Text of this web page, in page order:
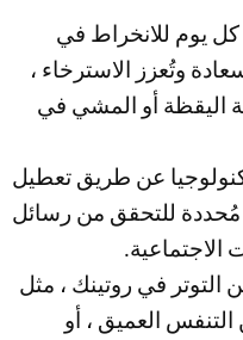
يوم للانخراط في
وتُعزز الاسترخاء ،
اليقظة أو المشي في
عن طريق تعطيل
مُحددة للتحقق من رسائل
الاجتماعية.
في روتينك ، مثل
التنفس العميق ، أو